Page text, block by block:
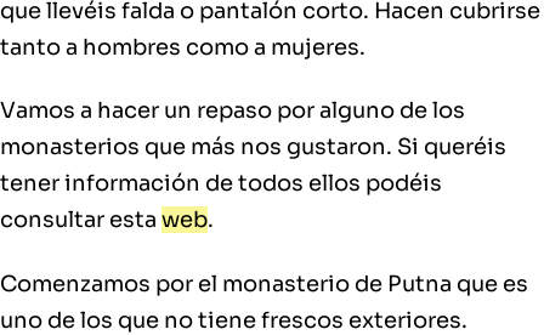
que llevéis falda o pantalón corto. Hacen cubrirse
tanto a hombres como a mujeres.
Vamos a hacer un repaso por alguno de los
monasterios que más nos gustaron. Si queréis
tener información de todos ellos podéis
consultar esta web.
Comenzamos por el monasterio de Putna que es
uno de los que no tiene frescos exteriores.